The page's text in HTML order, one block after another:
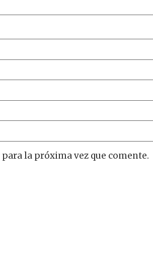
la próxima vez que comente.